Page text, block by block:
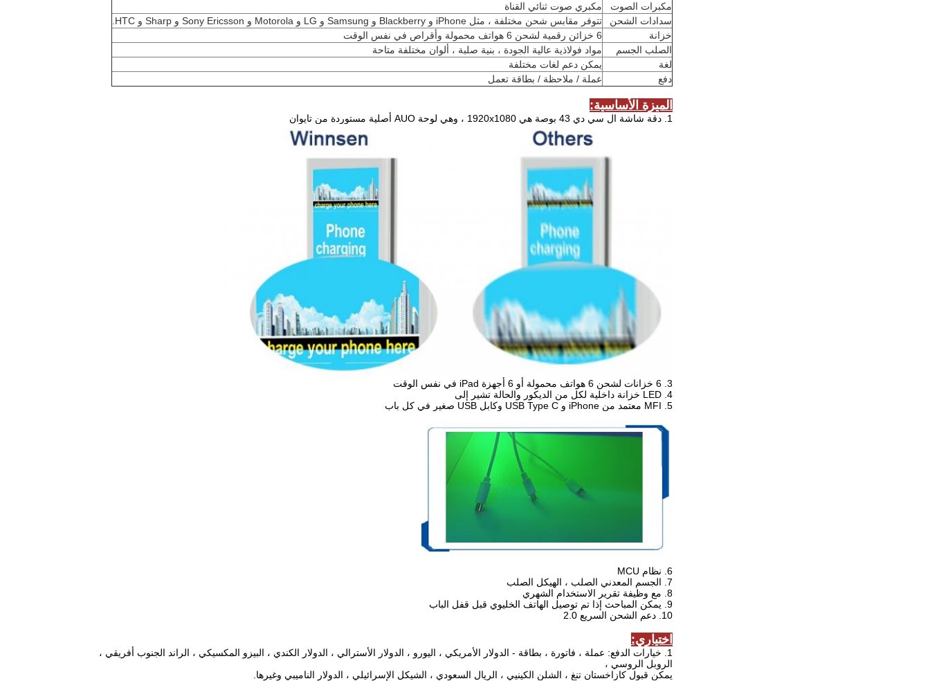
مكبرات الصوت
مكبري صوت ثنائي القناة
سدادات الشحن
تتوفر مقابس شحن مختلفة ، مثل iPhone و Blackberry و Samsung و LG و Motorola و Sony Ericsson و Sharp و HTC.
خزانة
6 خزائن رقمية لشحن 6 هواتف محمولة وأقراص في نفس الوقت
الصلب الجسم
مواد فولاذية عالية الجودة ، بنية صلبة ، ألوان مختلفة متاحة
لغة
يمكن دعم لغات مختلفة
دفع
عملة / ملاحظة / بطاقة تعمل
الميزة الأساسية:
1. دقة شاشة ال سي دي 43 بوصة هي 1920x1080 ، وهي لوحة AUO أصلية مستوردة من تايوان
3. 6 خزانات لشحن 6 هواتف محمولة أو 6 أجهزة iPad في نفس الوقت
4. LED خزانة داخلية لكل من الديكور والحالة تشير إلى
5. MFI معتمد من iPhone و USB Type C وكابل USB صغير في كل باب
6. نظام MCU
7. الجسم المعدني الصلب ، الهيكل الصلب
8. مع وظيفة تقرير الاستخدام الشهري
9. يمكن المباحث إذا تم توصيل الهاتف الخليوي قبل قفل الباب
10. دعم الشحن السريع 2.0
اختياري:
1. خيارات الدفع: عملة ، فاتورة ، بطاقة - الدولار الأمريكي ، اليورو ، الدولار الأسترالي ، الدولار الكندي ، البيزو المكسيكي ، الراند الجنوب أفريقي ،
الروبل الروسي ،
يمكن قبول كازاخستان تنغ ، الشلن الكينيي ، الريال السعودي ، الشيكل الإسرائيلي ، الدولار الناميبي وغيرها.